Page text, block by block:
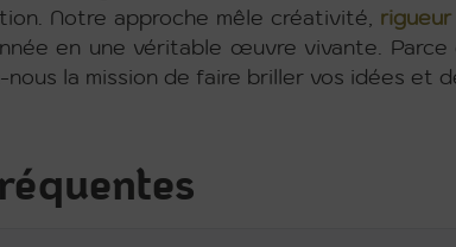
Notre approche mêle créativité, rigueur
en une véritable œuvre vivante. Parce
nous la mission de faire briller vos idées et